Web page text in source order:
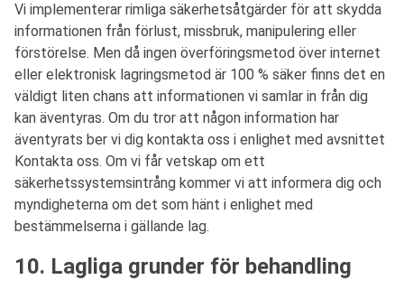
Vi implementerar rimliga säkerhetsåtgärder för att skydda
informationen från förlust, missbruk, manipulering eller
förstörelse. Men då ingen överföringsmetod över internet
eller elektronisk lagringsmetod är 100 % säker finns det en
väldigt liten chans att informationen vi samlar in från dig
kan äventyras. Om du tror att någon information har
äventyrats ber vi dig kontakta oss i enlighet med avsnittet
Kontakta oss. Om vi får vetskap om ett
säkerhetssystemsintrång kommer vi att informera dig och
myndigheterna om det som hänt i enlighet med
bestämmelserna i gällande lag.
10. Lagliga grunder för behandling